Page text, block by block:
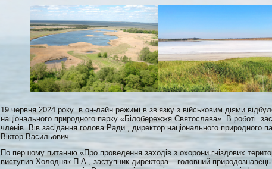
19 червня 2024 року в он-лайн режимі в зв’язку з військовим діями
національного природного парку «Білобережжя Святослава». В роботі
членів. Вів засідання голова Ради , директор національного природного
Віктор Васильович.
По першому питанню «Про проведення заходів з охорони гніздових
виступив Холодняк П.А., заступник директора – головний